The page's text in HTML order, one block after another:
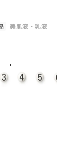
美肌液・乳液